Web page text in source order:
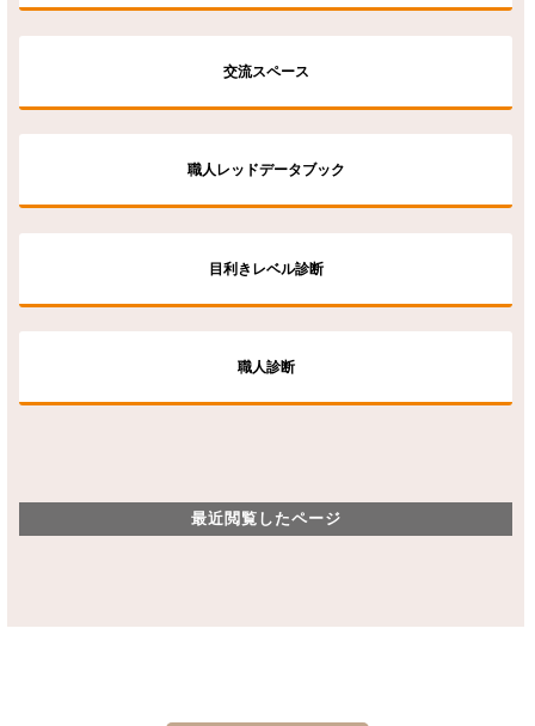
交流スペース
職人レッドデータブック
目利きレベル診断
職人診断
最近閲覧したページ